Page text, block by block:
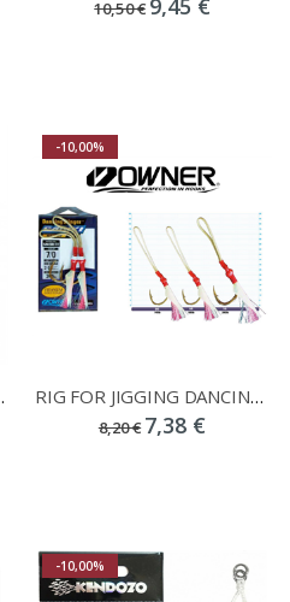
10,50 € 9,45 €
5284L 7/0
-10,00%
RIG FOR JIGGING DANCING STINGER OWNER N 5/0
8,20 € 7,38 €
-10,00%